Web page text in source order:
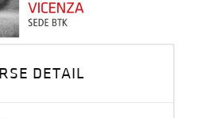
for a partner?
DETAIL